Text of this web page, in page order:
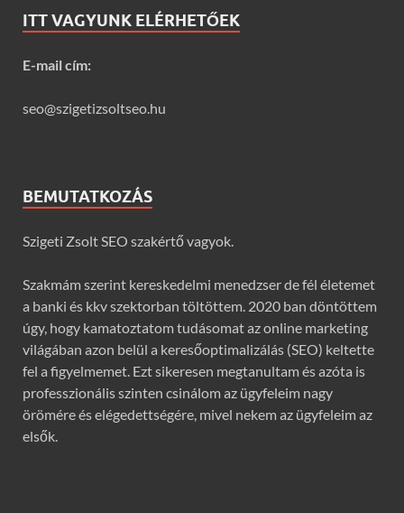
ITT VAGYUNK ELÉRHETŐEK
E-mail cím:
seo@szigetizsoltseo.hu
BEMUTATKOZÁS
Szigeti Zsolt SEO szakértő vagyok.
Szakmám szerint kereskedelmi menedzser de fél életemet
a banki és kkv szektorban töltöttem. 2020 ban döntöttem
úgy, hogy kamatoztatom tudásomat az online marketing
világában azon belül a keresőoptimalizálás (SEO) keltette
fel a figyelmemet. Ezt sikeresen megtanultam és azóta is
professzionális szinten csinálom az ügyfeleim nagy
örömére és elégedettségére, mivel nekem az ügyfeleim az
elsők.